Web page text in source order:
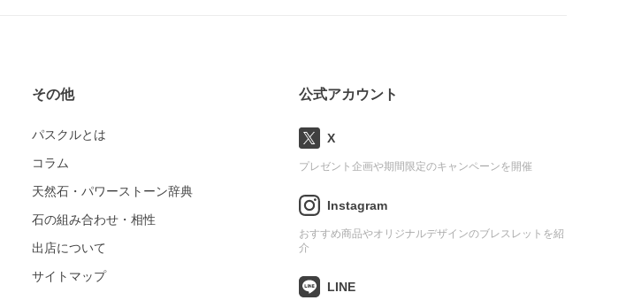
その他
パスクルとは
コラム
天然石・パワーストーン辞典
石の組み合わせ・相性
出店について
サイトマップ
公式アカウント
X
プレゼント企画や期間限定のキャンペーンを開催
Instagram
おすすめ商品やオリジナルデザインのブレスレットを紹
介
LINE